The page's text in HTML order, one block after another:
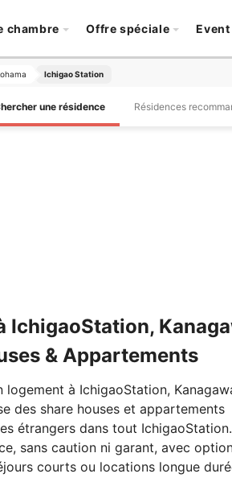
chambre Offre spéciale Event
Ichigao Station
une résidence Résidences
IchigaoStation,
& Appartements
logement à IchigaoStation,
des share houses et appartements
étrangers dans tout IchigaoStation.
sans caution ni garant, avec
courts ou locations longue